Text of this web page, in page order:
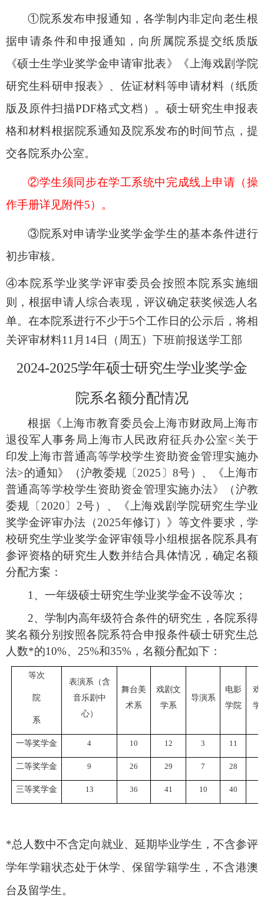
①院系发布申报通知，各学制内非定向老生根
据申请条件和申报通知，向所属院系提交纸质版
《硕士生学业奖学金申请审批表》《上海戏剧学院
研究生科研申报表》 、 佐证材料等申请材料（纸质
版及原件扫描PDF格式文档）。硕士研究生申报表
格和材料根据院系通知及院系发布的时间节点，提
交各院系办公室。
②学生须同步在学工系统中完成线上申请（操
作手册详见附件5） 。
③院系对申请学业奖学金学生的基本条件进行
初步审核。
④本院系学业奖学评审委员会按照本院系实施细
则，根据申请人综合表现，评议确定获奖候选人名
单。在本院系进行不少于5个工作日的公示后，将相
关评审材料11 月 14日 （ 周五） 下班前报送学工部
2024-2025学年硕士研究生学业奖学金
院系名额分配情况
根据《上海市教育委员会 上海市财政局 上海市
退役军人事务局 上海市人民政府征兵办公室<关于
印发上海市普通高等学校学生资助资金管理实施办
法>的通知》（沪教委规〔2025〕8号）、《上海市
普通高等学校学生资助资金管理实施办法》（沪教
委规〔2020〕 2号）、《上海戏剧学院研究生学业
奖学金评审办法（2025年修订）》等文件要求，学
校研究生学业奖学金评审领导小组根据各院系具有
参评资格的研究生人数并结合具体情况，确定名额
分配方案 ：
1 、一年级硕士研究生学业奖学金不设等次 ；
2、学制内高年级符合条件的研究生，各院系得
奖名额分别按照各院系符合申报条件硕士研究生总
人数*的10%、 25%和35% ，名额分配如下 ：
等次
院
系
表演系（含
音乐剧中
心）
舞台美
术系
戏剧文
学系
导演系
电影
学院
戏
学
一等奖学金 4 10 12 3 11
二等奖学金 9 26 29 7 28
三等奖学金 13 36 41 10 40
*总人数中不含定向就业、延期毕业学生，不含参评
学年学籍状态处于休学、保留学籍学生，不含港澳
台及留学生。